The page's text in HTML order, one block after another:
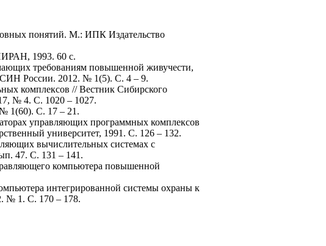
понятий. М.: ИПК Издательство
1993. 60 с.
требованиям повышенной живучести,
России. 2012. № 1(5). С. 4 – 9.
комплексов // Вестник Сибирского
№ 4. С. 1020 – 1027.
1(60). С. 17 – 21.
управляющих программных комплексов
университет, 1991. С. 126 – 132.
вычислительных системах с
47. С. 131 – 141.
компьютера повышенной
интегрированной системы охраны к
№ 1. С. 170 – 178.